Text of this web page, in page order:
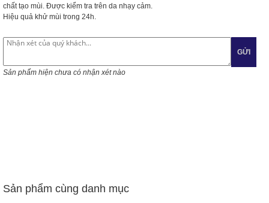
chất tạo mùi. Được kiểm tra trên da nhạy cảm.
Hiệu quả khử mùi trong 24h.
GỬI
Sản phẩm hiện chưa có nhận xét nào
Sản phẩm cùng danh mục